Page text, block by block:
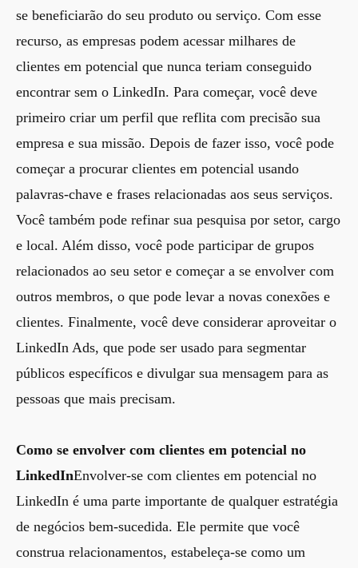
se beneficiarão do seu produto ou serviço. Com esse
recurso, as empresas podem acessar milhares de
clientes em potencial que nunca teriam conseguido
encontrar sem o LinkedIn. Para começar, você deve
primeiro criar um perfil que reflita com precisão sua
empresa e sua missão. Depois de fazer isso, você pode
começar a procurar clientes em potencial usando
palavras-chave e frases relacionadas aos seus serviços.
Você também pode refinar sua pesquisa por setor, cargo
e local. Além disso, você pode participar de grupos
relacionados ao seu setor e começar a se envolver com
outros membros, o que pode levar a novas conexões e
clientes. Finalmente, você deve considerar aproveitar o
LinkedIn Ads, que pode ser usado para segmentar
públicos específicos e divulgar sua mensagem para as
pessoas que mais precisam.
Como se envolver com clientes em potencial no
LinkedInEnvolver-se com clientes em potencial no
LinkedIn é uma parte importante de qualquer estratégia
de negócios bem-sucedida. Ele permite que você
construa relacionamentos, estabeleça-se como um